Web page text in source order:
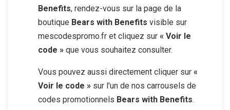
Benefits, rendez-vous sur la page de la
boutique Bears with Benefits visible sur
mescodespromo.fr et cliquez sur « Voir le
code » que vous souhaitez consulter.
Vous pouvez aussi directement cliquer sur «
Voir le code » sur l'un de nos carrousels de
codes promotionnels Bears with Benefits.